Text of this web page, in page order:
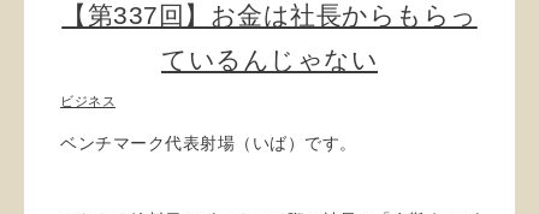
【第337回】お金は社長からもらっ
ているんじゃない
ビジネス
ベンチマーク代表射場（いば）です。